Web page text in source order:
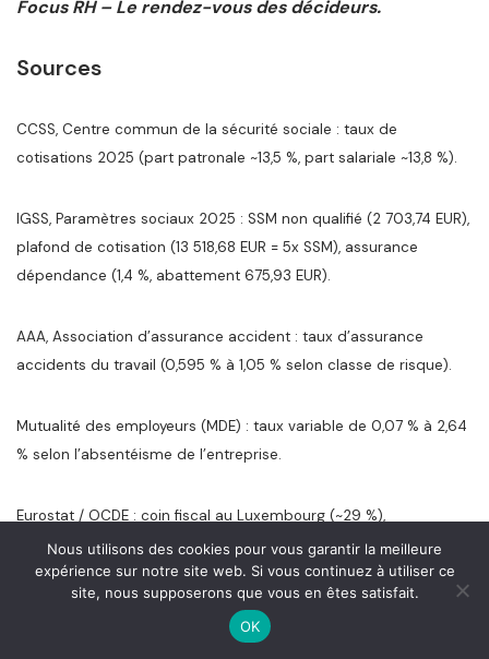
Focus RH – Le rendez-vous des décideurs.
Sources
CCSS, Centre commun de la sécurité sociale : taux de
cotisations 2025 (part patronale ~13,5 %, part salariale ~13,8 %).
IGSS, Paramètres sociaux 2025 : SSM non qualifié (2 703,74 EUR),
plafond de cotisation (13 518,68 EUR = 5x SSM), assurance
dépendance (1,4 %, abattement 675,93 EUR).
AAA, Association d’assurance accident : taux d’assurance
accidents du travail (0,595 % à 1,05 % selon classe de risque).
Mutualité des employeurs (MDE) : taux variable de 0,07 % à 2,64
% selon l’absentéisme de l’entreprise.
Eurostat / OCDE : coin fiscal au Luxembourg (~29 %),
comparaison avec l’Allemagne (38 %), la Belgique (40 %) et la
France (47 %).
Guichet.lu : avantages en nature, évaluation et déclaration.
Nous utilisons des cookies pour vous garantir la meilleure
expérience sur notre site web. Si vous continuez à utiliser ce
site, nous supposerons que vous en êtes satisfait.
OK